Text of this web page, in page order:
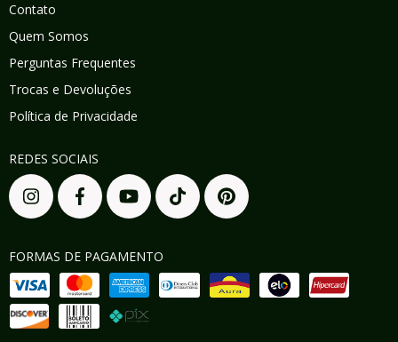
Contato
Quem Somos
Perguntas Frequentes
Trocas e Devoluções
Política de Privacidade
REDES SOCIAIS
FORMAS DE PAGAMENTO